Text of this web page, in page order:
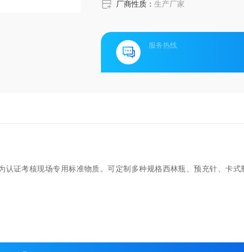
厂商性质：生产厂家
服务热线
证考核现场专用标准物质。可定制多种规格西林瓶、预充针、卡式